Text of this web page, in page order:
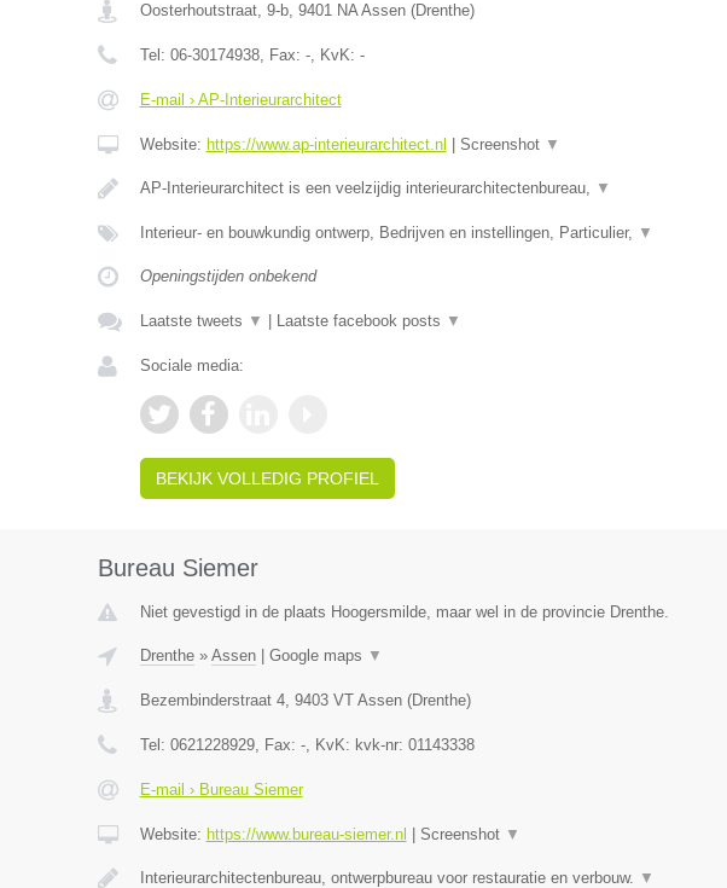
Oosterhoutstraat, 9-b, 9401 NA Assen(Drenthe)
Tel: 06-30174938, Fax: -, KvK: -
E-mail › AP-Interieurarchitect
Website: https://www.ap-interieurarchitect.nl Screenshot ▼
AP-Interieurarchitect is een veelzijdig interieurarchitectenbureau, ▼
Interieur- en bouwkundig ontwerp, Bedrijven en instellingen, Particulier, ▼
Openingstijden onbekend
Laatste tweets ▼ Laatste facebook posts ▼
Sociale media:
BEKIJK VOLLEDIG PROFIEL
Bureau Siemer
Niet gevestigd in de plaats Hoogersmilde, maar wel in de provincie Drenthe.
Drenthe» Assen| Google maps ▼
Bezembinderstraat 4, 9403 VT Assen(Drenthe)
Tel: 0621228929, Fax: -, KvK: kvk-nr: 01143338
E-mail › Bureau Siemer
Website: https://www.bureau-siemer.nl Screenshot ▼
Interieurarchitectenbureau, ontwerpbureau voor restauratie en verbouw. ▼